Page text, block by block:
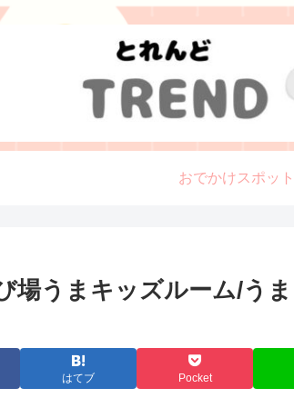
おでかけスポット
場うまキッズルーム/う
はてブ Pocket